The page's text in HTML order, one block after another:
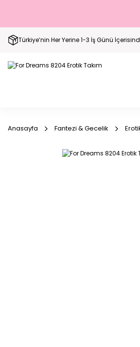
Türkiye’nin Her Yerine 1-3 İş Günü
Anasayfa Fantezi & Gecelik